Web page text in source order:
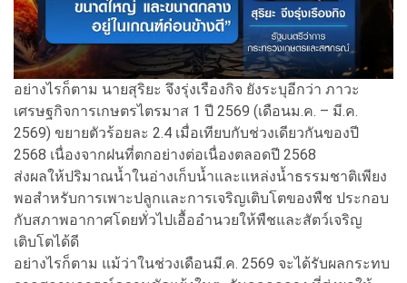
อย่างไรก็ตาม นายสุริยะ จึงรุ่งเรืองกิจ ยังระบุอีกว่า ภาวะ
เศรษฐกิจการเกษตรไตรมาส 1 ปี 2569 (เดือนม.ค. – มี.ค.
2569) ขยายตัวร้อยละ 2.4 เมื่อเทียบกับช่วงเดียวกันของปี
2568 เนื่องจากฝนที่ตกอย่างต่อเนื่องตลอดปี 2568
ส่งผลให้ปริมาณน้ำในอ่างเก็บน้ำและแหล่งน้ำธรรมชาติเพียง
พอสำหรับการเพาะปลูกและการเจริญเติบโตของพืช ประกอบ
กับสภาพอากาศโดยทั่วไปเอื้ออำนวยให้พืชและสัตว์เจริญ
เติบโตได้ดี
อย่างไรก็ตาม แม้ว่าในช่วงเดือนมี.ค. 2569 จะได้รับผลกระทบ